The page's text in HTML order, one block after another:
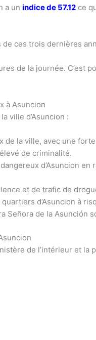
a un indice de 57.12 ce
ces trois dernières
de la journée. C’est
à Asuncion
ville d’Asuncion :
la ville, avec une
de criminalité.
d’Asuncion en
et de trafic de
d’Asuncion à
Señora de la Asunción
de l’intérieur et